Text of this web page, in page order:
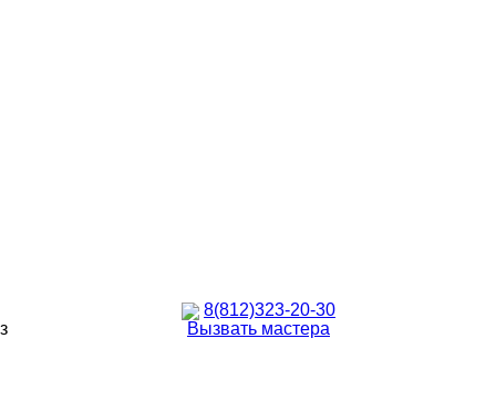
8(812)323-20-30
Вызвать мастера